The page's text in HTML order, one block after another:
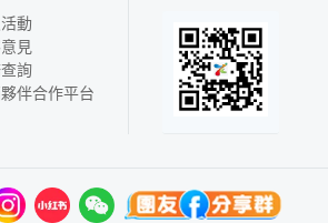
動
見
詢
伴合作平台